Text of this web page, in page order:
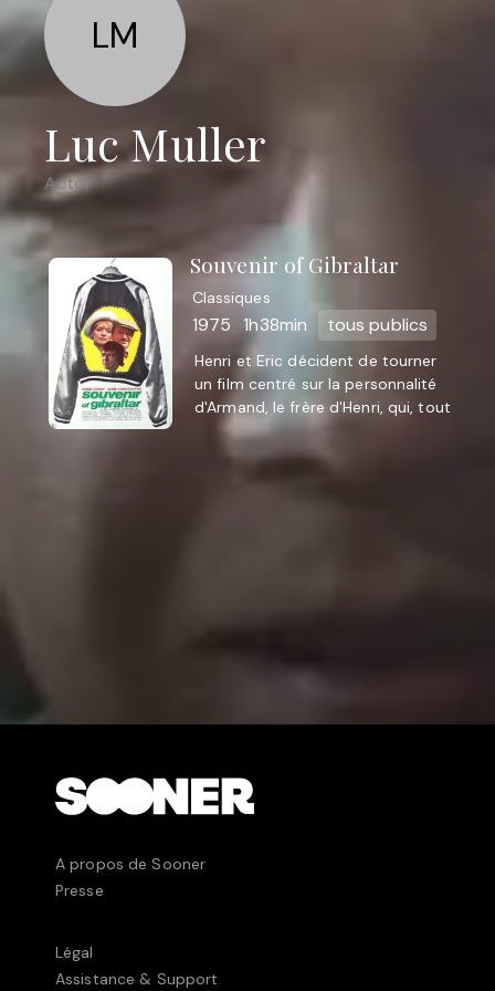
LM
Luc Muller
Actor
Souvenir of Gibraltar
Classiques
1975 1h38min tous publics
Henri et Eric décident de tourner
un film centré sur la personnalité
d'Armand, le frère d'Henri, qui, tout
en travaillant dans la boucherie
paternelle, ...
A propos de Sooner
Presse
Légal
Assistance & Support